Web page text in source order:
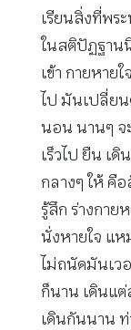
เรียนสิ่งที่พระ
ในสติปัฏฐาน
เข้า กายหาย
ไป มันเปลี่ย
นอน นานๆ จ
เร็วไป ยืน เ
กลางๆ ให้ คื
รู้สึก ร่างกาย
นั่งหายใจ แห
ไม่ถนัดมันเว
ก็นาน เดินแ
เดินกันนาน ท่